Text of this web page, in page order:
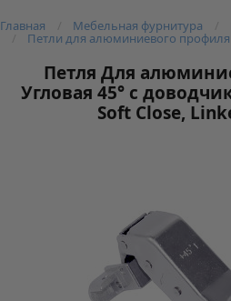
Главная Мебельная фурнитура
Петли для алюминиевого профиля
Петля Для
Угловая 45° с
Soft Close,